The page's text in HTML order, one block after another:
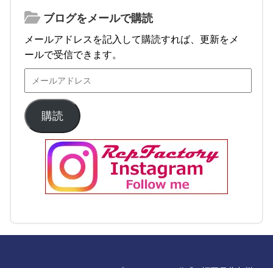
ブログをメールで購読
メールアドレスを記入して購読すれば、更新をメ
ールで受信できます。
購読